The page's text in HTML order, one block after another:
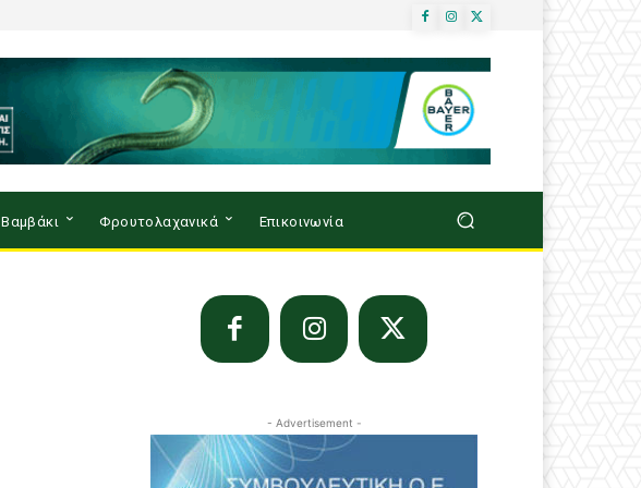
Βαμβάκι Φρουτολαχανικά Επικοινωνία
- Advertisement -